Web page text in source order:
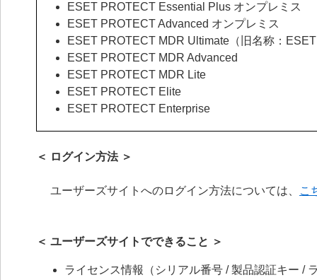
ESET PROTECT Essential Plus オンプレミス
ESET PROTECT Advanced オンプレミス
ESET PROTECT MDR Ultimate（旧名称：
ESET PROTECT MDR Advanced
ESET PROTECT MDR Lite
ESET PROTECT Elite
ESET PROTECT Enterprise
＜ ログイン方法 ＞
ユーザーズサイトへのログイン方法については、 こ
＜ ユーザーズサイトでできること ＞
ライセンス情報（シリアル番号 / 製品認証キー /